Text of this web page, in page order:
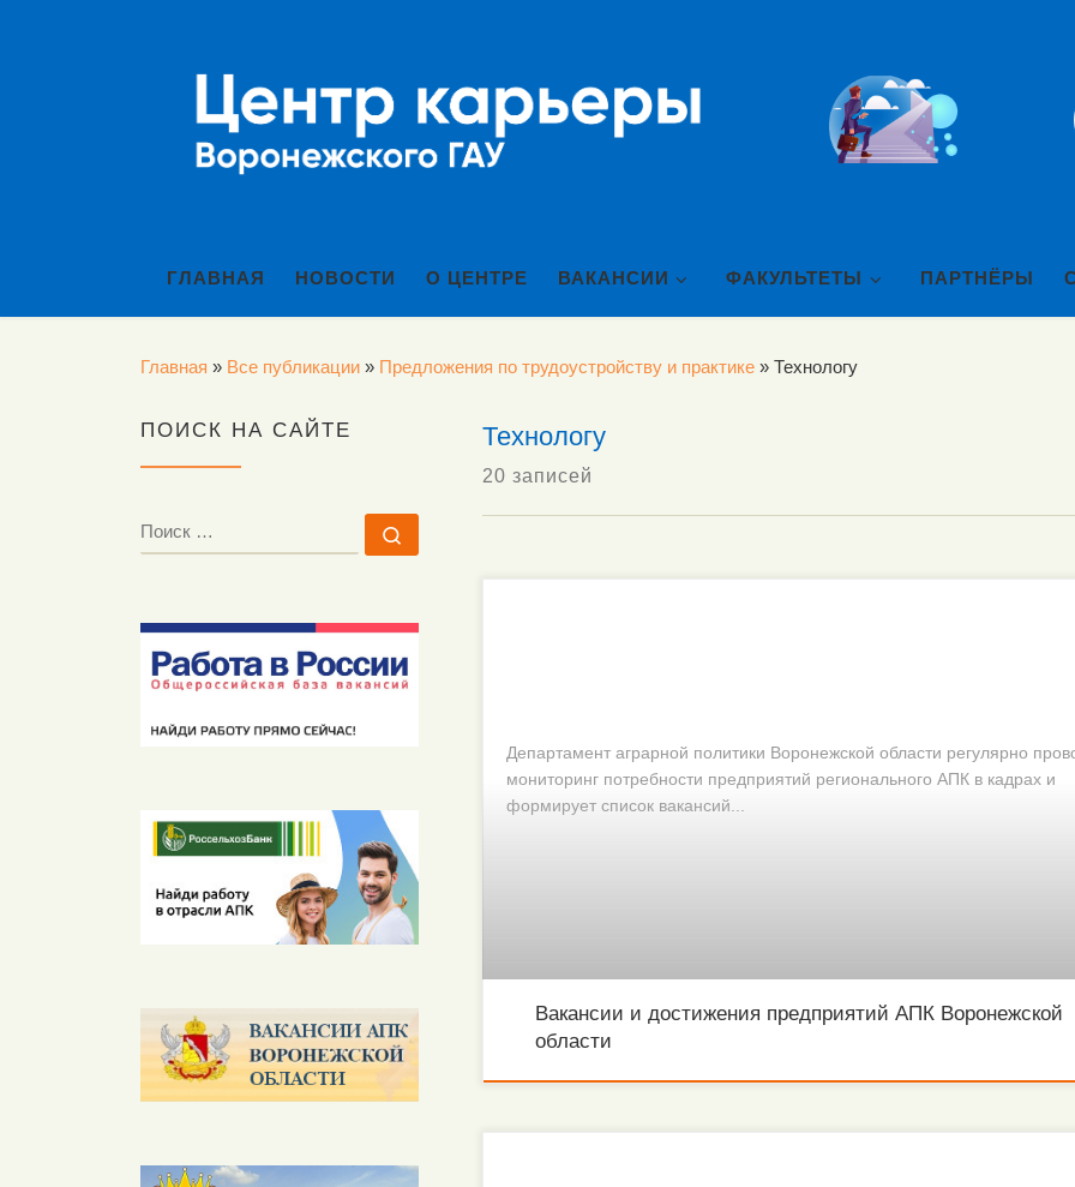
ГЛАВНАЯ НОВОСТИ О ЦЕНТРЕ ВАКАНСИИ ФАКУЛЬТЕТЫ ПАРТНЁРЫ
Главная » Все публикации » Предложения по трудоустройству и практике » Технологу
Технологу
20 записей
Департамент аграрной политики Воронежской области регулярно
мониторинг потребности предприятий регионального АПК в кадрах и
формирует список вакансий...
Вакансии и достижения предприятий АПК Воронежской
области
ПОИСК НА САЙТЕ
ПОИСК